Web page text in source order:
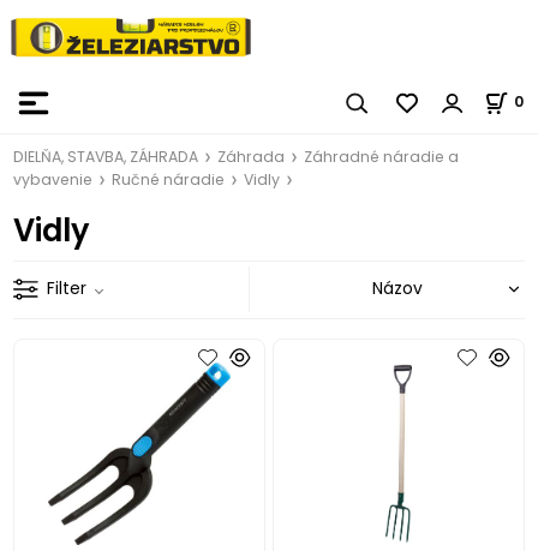
0
DIELŇA, STAVBA, ZÁHRADA Záhrada
Záhradné náradie a
vybavenie
Ručné náradie Vidly
Vidly
Filter